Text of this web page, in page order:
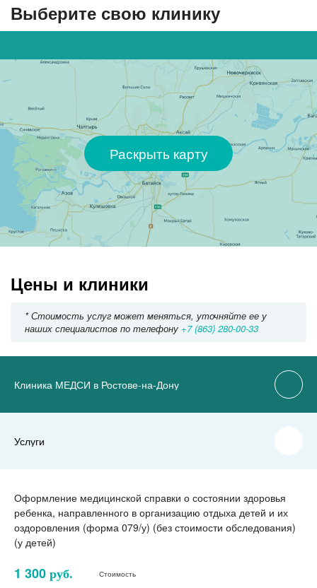
Выберите свою клинику
Раскрыть карту
Цены и клиники
* Стоимость услуг может меняться, уточняйте ее у
наших специалистов по телефону +7 (863) 280-00-33
Клиника МЕДСИ в Ростове-на-Дону
Услуги
Оформление медицинской справки о состоянии здоровья
ребенка, направленного в организацию отдыха детей и их
оздоровления (форма 079/у) (без стоимости обследования)
(у детей)
1 300 руб. Стоимость